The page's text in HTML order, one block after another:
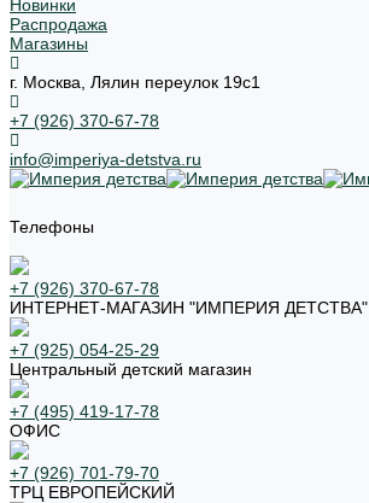
Новинки
Распродажа
Магазины
г. Москва, Лялин переулок 19с1
+7 (926) 370-67-78
info@imperiya-detstva.ru
Телефоны
+7 (926) 370-67-78
ИНТЕРНЕТ-МАГАЗИН "ИМПЕРИЯ ДЕТСТВА"
+7 (925) 054-25-29
Центральный детский магазин
+7 (495) 419-17-78
ОФИС
+7 (926) 701-79-70
ТРЦ ЕВРОПЕЙСКИЙ